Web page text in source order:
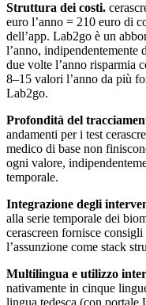
Struttura dei costi.
euro l’anno = 210 euro di
dell’app. Lab2go è un
l’anno,
due volte l’anno risparmia
8–15 valori l’anno da più
Lab2go.
Profondità del
andamenti per i test
medico di base non
ogni valore,
temporale.
Integrazione degli
alla serie temporale dei
cerascreen fornisce
l’assunzione come stack
Multilingua e utilizzo
nativamente in cinque
lingua tedesca (con